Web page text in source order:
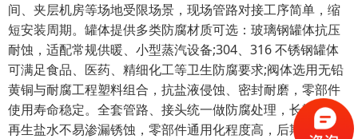
间、夹层机房等场地受限场景，现场管路对接工序简单，缩
短安装周期。罐体提供多类防腐材质可选：玻璃钢罐体抗压
耐蚀，适配常规供暖、小型蒸汽设备;304、316 不锈钢罐体
可满足食品、医药、精细化工等卫生防腐要求;阀体选用无铅
黄铜与耐腐工程塑料组合，抗盐液侵蚀、密封耐磨，零部件
使用寿命稳定。全套管路、接头统一做防腐处理，长期接触
再生盐水不易渗漏锈蚀，零部件通用化程度高，后期配件采